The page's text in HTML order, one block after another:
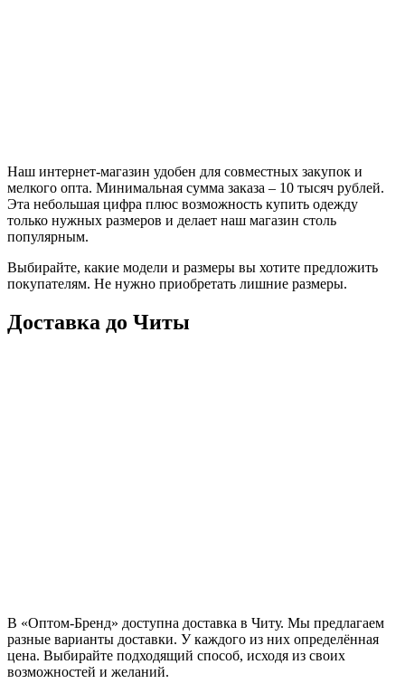
Наш интернет-магазин удобен для совместных закупок и
мелкого опта. Минимальная сумма заказа – 10 тысяч рублей.
Эта небольшая цифра плюс возможность купить одежду
только нужных размеров и делает наш магазин столь
популярным.
Выбирайте, какие модели и размеры вы хотите предложить
покупателям. Не нужно приобретать лишние размеры.
Доставка до Читы
В «Оптом-Бренд» доступна доставка в Читу. Мы предлагаем
разные варианты доставки. У каждого из них определённая
цена. Выбирайте подходящий способ, исходя из своих
возможностей и желаний.